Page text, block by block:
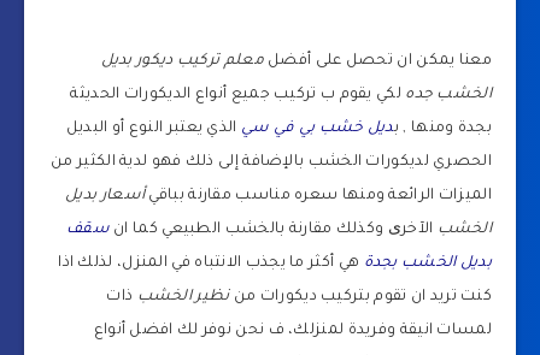
معنا يمكن ان تحصل على أفضلمعلم تركيب ديكور بديل
الخشب جده لكي يقوم ب تركيب جميع أنواع الديكورات الحديثة
بجدة ومنها , بديل خشب بي في سي الذي يعتبر النوع أو البديل
الحصري لديكورات الخشب بالإضافة إلى ذلك فهو لدية الكثير من
الميزات الرائعة ومنها سعره مناسب مقارنة بباقيأسعار بديل
الخشب الآخرﻯ وكذلك مقارنة بالخشب الطبيعي كما انسقف
بديل الخشب بجدة هي أكثر ما يجذب الانتباه في المنزل، لذلك اذا
كنت تريد ان تقوم بتركيب ديكورات مننظير الخشب ذات
لمسات انيقة وفريدة لمنزلك، ف نحن نوفر لك افضل أنواع